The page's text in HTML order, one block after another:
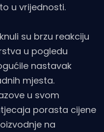
u vrijednosti.
su brzu reakciju
u pogledu
nastavak
mjesta.
u svom
porasta cijene
na